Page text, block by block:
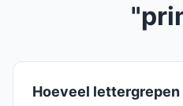
Hoeveel